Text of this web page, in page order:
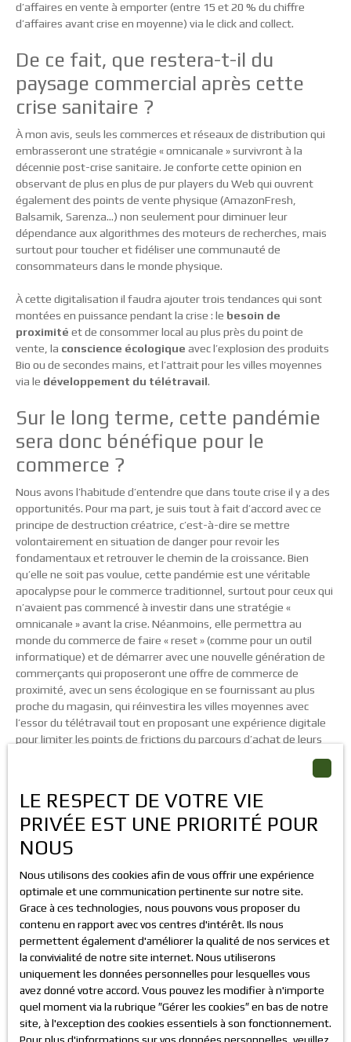
d’affaires en vente à emporter (entre 15 et 20 % du chiffre
d’affaires avant crise en moyenne) via le click and collect.
De ce fait, que restera-t-il du
paysage commercial après cette
crise sanitaire ?
À mon avis, seuls les commerces et réseaux de distribution qui
embrasseront une stratégie « omnicanale » survivront à la
décennie post-crise sanitaire. Je conforte cette opinion en
observant de plus en plus de pur players du Web qui ouvrent
également des points de vente physique (AmazonFresh,
Balsamik, Sarenza…) non seulement pour diminuer leur
dépendance aux algorithmes des moteurs de recherches, mais
surtout pour toucher et fidéliser une communauté de
consommateurs dans le monde physique.
À cette digitalisation il faudra ajouter trois tendances qui sont
montées en puissance pendant la crise : le besoin de
proximité et de consommer local au plus près du point de
vente, la conscience écologique avec l’explosion des produits
Bio ou de secondes mains, et l’attrait pour les villes moyennes
via le développement du télétravail.
Sur le long terme, cette pandémie
sera donc bénéfique pour le
commerce ?
Nous avons l’habitude d’entendre que dans toute crise il y a des
opportunités. Pour ma part, je suis tout à fait d’accord avec ce
principe de destruction créatrice, c’est-à-dire se mettre
volontairement en situation de danger pour revoir les
fondamentaux et retrouver le chemin de la croissance. Bien
qu’elle ne soit pas voulue, cette pandémie est une véritable
apocalypse pour le commerce traditionnel, surtout pour ceux qui
n’avaient pas commencé à investir dans une stratégie «
omnicanale » avant la crise. Néanmoins, elle permettra au
monde du commerce de faire « reset » (comme pour un outil
informatique) et de démarrer avec une nouvelle génération de
commerçants qui proposeront une offre de commerce de
proximité, avec un sens écologique en se fournissant au plus
proche du magasin, qui réinvestira les villes moyennes avec
l’essor du télétravail tout en proposant une expérience digitale
pour limiter les points de frictions du parcours d’achat de leurs
perdants et des gagnants comme dans toute crise. Mes
associés et moi-même en sommes témoins au quotidien, car
l’investissement et des
investisseurs anticipent déjà l’après-crise et profitent de la
chute des prix pour acquérir des locaux commerciaux bien placés
à prix sacrifiés.
Comme un stratège aux échecs, ils placent leurs pions, car ils
anticipent la marée de consommateurs qui se déversera dans
les commerces et restaurants une fois la pandémie derrière
nous. Des consommateurs qui auront besoin de retrouver le
contact humain et le plaisir de sortir afin de fuir leur prison qu’ils
appelaient avant la crise « home sweet home ».
Ce contenu a été réalisé en partenariat avec OpenMédias. La
LE RESPECT DE VOTRE VIE
PRIVÉE EST UNE PRIORITÉ POUR
NOUS
Nous utilisons des cookies afin de vous offrir une expérience
optimale et une communication pertinente sur notre site.
Grace à ces technologies, nous pouvons vous proposer du
contenu en rapport avec vos centres d'intérêt. Ils nous
permettent également d'améliorer la qualité de nos services et
la convivialité de notre site internet. Nous utiliserons
uniquement les données personnelles pour lesquelles vous
avez donné votre accord. Vous pouvez les modifier à n'importe
quel moment via la rubrique ″Gérer les cookies″ en bas de notre
site, à l'exception des cookies essentiels à son fonctionnement.